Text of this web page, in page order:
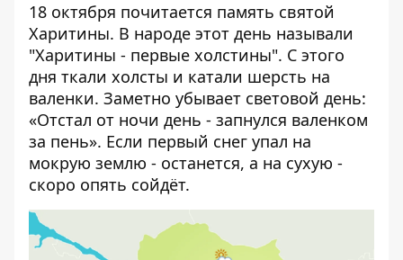
18 октября почитается память святой
Харитины. В народе этот день называли
"Харитины - первые холстины". С этого
дня ткали холсты и катали шерсть на
валенки. Заметно убывает световой день:
«Отстал от ночи день - запнулся валенком
за пень». Если первый снег упал на
мокрую землю - останется, а на сухую -
скоро опять сойдёт.